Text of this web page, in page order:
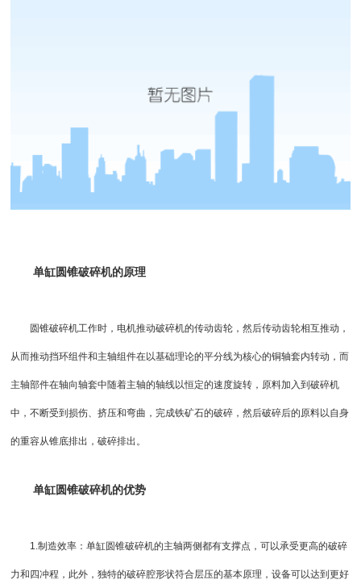
单缸圆锥破碎机的原理
圆锥破碎机工作时，电机推动破碎机的传动齿轮，然后传动齿轮相互推动，
从而推动挡环组件和主轴组件在以基础理论的平分线为核心的铜轴套内转动，而
主轴部件在轴向轴套中随着主轴的轴线以恒定的速度旋转，原料加入到破碎机
中，不断受到损伤、挤压和弯曲，完成铁矿石的破碎，然后破碎后的原料以自身
的重容从锥底排出，破碎排出。
单缸圆锥破碎机的优势
1.制造效率：单缸圆锥破碎机的主轴两侧都有支撑点，可以承受更高的破碎
力和四冲程，此外，独特的破碎腔形状符合层压的基本原理，设备可以达到更好